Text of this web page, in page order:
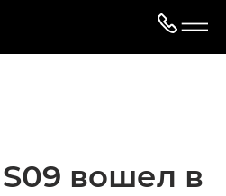
S09 вошел в